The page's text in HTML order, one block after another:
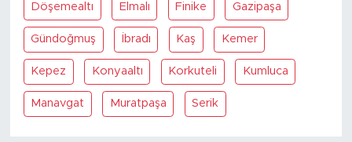
Döşemealtı Elmalı Finike Gazipaşa
Gündoğmuş İbradı Kaş Kemer
Kepez Konyaaltı Korkuteli Kumluca
Manavgat Muratpaşa Serik